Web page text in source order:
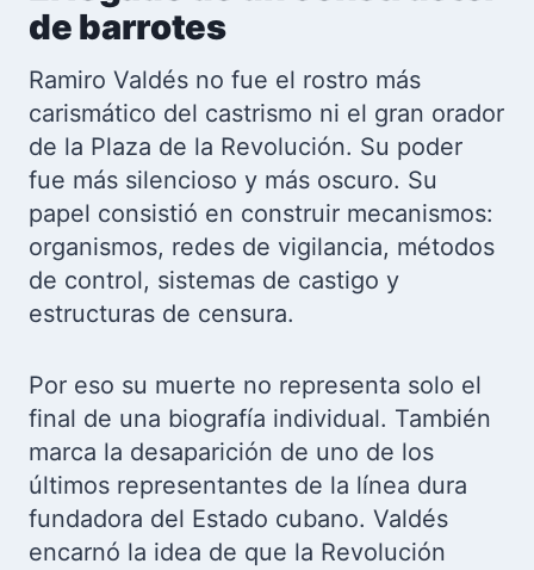
de barrotes
Ramiro Valdés no fue el rostro más
carismático del castrismo ni el gran orador
de la Plaza de la Revolución. Su poder
fue más silencioso y más oscuro. Su
papel consistió en construir mecanismos:
organismos, redes de vigilancia, métodos
de control, sistemas de castigo y
estructuras de censura.
Por eso su muerte no representa solo el
final de una biografía individual. También
marca la desaparición de uno de los
últimos representantes de la línea dura
fundadora del Estado cubano. Valdés
encarnó la idea de que la Revolución